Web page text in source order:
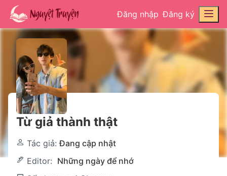
Đăng nhập Đăng ký
Từ giả thành thật
Tác giả:Đang cập nhật
Editor: Những ngày để nhớ